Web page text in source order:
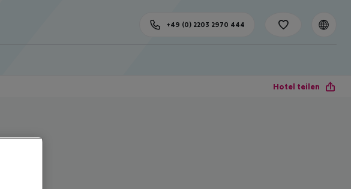
+49 (0) 2203 2970 444
Hotel teilen